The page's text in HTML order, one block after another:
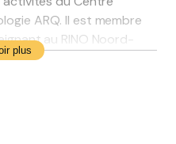
ARQ. Il est membre
au RINO Noord-
aux Pays-Bas la thérapie
Il mène des recherches
du TSPT complexe et est
plus